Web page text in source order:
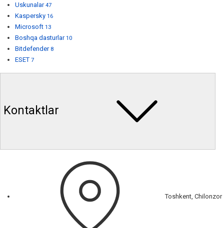
Uskunalar 47
Kaspersky 16
Microsoft 13
Boshqa dasturlar 10
Bitdefender 8
ESET 7
Kontaktlar
Toshkent, Chilonzor